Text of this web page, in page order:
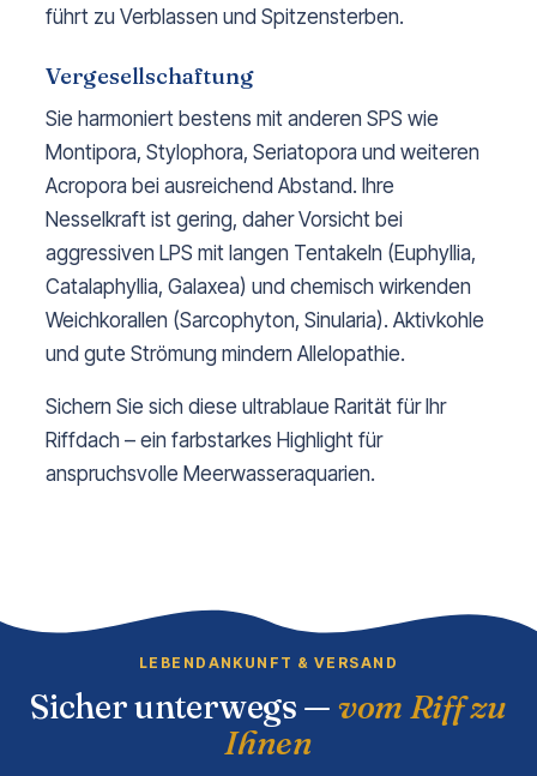
führt zu Verblassen und Spitzensterben.
Vergesellschaftung
Sie harmoniert bestens mit anderen SPS wie
Montipora, Stylophora, Seriatopora und weiteren
Acropora bei ausreichend Abstand. Ihre
Nesselkraft ist gering, daher Vorsicht bei
aggressiven LPS mit langen Tentakeln (Euphyllia,
Catalaphyllia, Galaxea) und chemisch wirkenden
Weichkorallen (Sarcophyton, Sinularia). Aktivkohle
und gute Strömung mindern Allelopathie.
Sichern Sie sich diese ultrablaue Rarität für Ihr
Riffdach – ein farbstarkes Highlight für
anspruchsvolle Meerwasseraquarien.
LEBENDANKUNFT & VERSAND
Sicher unterwegs — vom Riff zu
Ihnen